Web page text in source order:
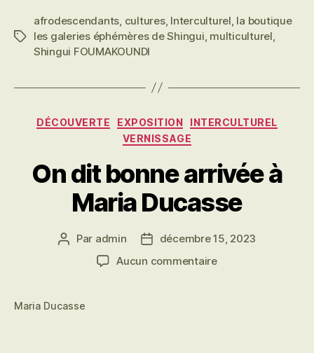
Étiquettes
afrodescendants, cultures, Interculturel, la boutique
les galeries éphémères de Shingui, multiculturel,
Shingui FOUMAKOUNDI
Catégories
DÉCOUVERTE EXPOSITION
INTERCULTUREL
VERNISSAGE
On dit bonne arrivée à
Maria Ducasse
Auteur
Par admin
Datedécembre 15, 2023
Aucun commentairesur
Maria Ducasse